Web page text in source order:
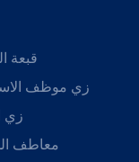
قبعة
زي موظف
زي
معاطف